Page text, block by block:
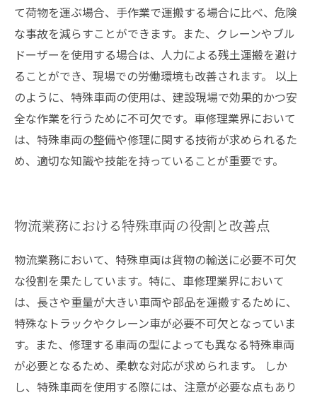
て荷物を運ぶ場合、手作業で運搬する場合に比べ、危険
な事故を減らすことができます。また、クレーンやブル
ドーザーを使用する場合は、人力による残土運搬を避け
ることができ、現場での労働環境も改善されます。 以上
のように、特殊車両の使用は、建設現場で効果的かつ安
全な作業を行うために不可欠です。車修理業界において
は、特殊車両の整備や修理に関する技術が求められるた
め、適切な知識や技能を持っていることが重要です。
物流業務における特殊車両の役割と改善点
物流業務において、特殊車両は貨物の輸送に必要不可欠
な役割を果たしています。特に、車修理業界において
は、長さや重量が大きい車両や部品を運搬するために、
特殊なトラックやクレーン車が必要不可欠となっていま
す。また、修理する車両の型によっても異なる特殊車両
が必要となるため、柔軟な対応が求められます。 しか
し、特殊車両を使用する際には、注意が必要な点もあり